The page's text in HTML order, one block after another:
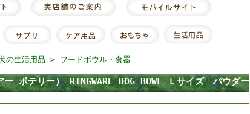
の生活用品 > フードボウル・食器
ポテリー) RINGWARE DOG BOWL Ｌサイズ パウダー